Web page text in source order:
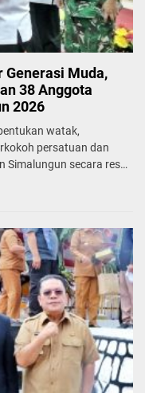
Generasi Muda,
38 Anggota
2026
watak,
persatuan dan
secara resmi